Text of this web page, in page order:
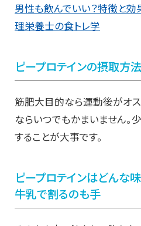
男性も飲んでいい？特徴と
理栄養士の食トレ学
ピープロテインの摂取方
筋肥大目的なら運動後がオス
ならいつでもかまいません。
することが大事です。
ピープロテインはどんな味
牛乳で割るのも手